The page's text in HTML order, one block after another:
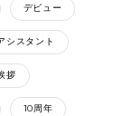
デビュー
シスタント
拶
10周年